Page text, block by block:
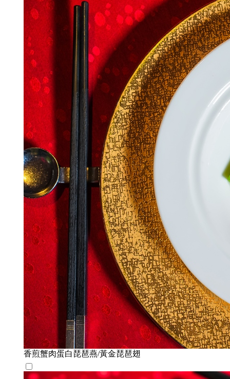
香煎蟹肉蛋白琵琶燕/黃金琵琶翅